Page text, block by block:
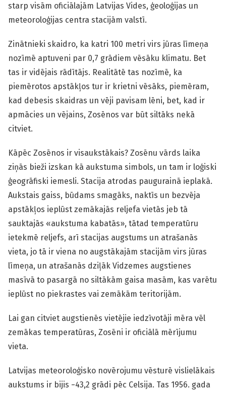
starp visām oficiālajām Latvijas Vides, ģeoloģijas un
meteoroloģijas centra stacijām valstī.
Zinātnieki skaidro, ka katri 100 metri virs jūras līmeņa
nozīmē aptuveni par 0,7 grādiem vēsāku klimatu. Bet
tas ir vidējais rādītājs. Realitātē tas nozīmē, ka
piemērotos apstākļos tur ir krietni vēsāks, piemēram,
kad debesis skaidras un vēji pavisam lēni, bet, kad ir
apmācies un vējains, Zosēnos var būt siltāks nekā
citviet.
Kāpēc Zosēnos ir visaukstākais? Zosēnu vārds laika
ziņās bieži izskan kā aukstuma simbols, un tam ir loģiski
ģeogrāfiski iemesli. Stacija atrodas paugurainā ieplakā.
Aukstais gaiss, būdams smagāks, naktīs un bezvēja
apstākļos ieplūst zemākajās reljefa vietās jeb tā
sauktajās «aukstuma kabatās», tātad temperatūru
ietekmē reljefs, arī stacijas augstums un atrašanās
vieta, jo tā ir viena no augstākajām stacijām virs jūras
līmeņa, un atrašanās dziļāk Vidzemes augstienes
masīvā to pasargā no siltākām gaisa masām, kas varētu
ieplūst no piekrastes vai zemākām teritorijām.
Lai gan citviet augstienēs vietējie iedzīvotāji mēra vēl
zemākas temperatūras, Zosēni ir oficiālā mērījumu
vieta.
Latvijas meteoroloģisko novērojumu vēsturē vislielākais
aukstums ir bijis −43,2 grādi pēc Celsija. Tas 1956. gada